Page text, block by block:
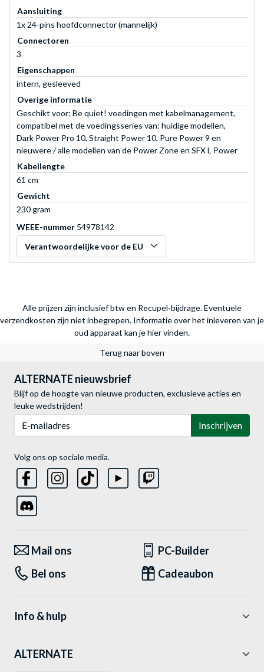
Aansluiting
1x 24-pins hoofdconnector (mannelijk)
Connectoren
3
Eigenschappen
intern, gesleeved
Overige informatie
Geschikt voor: Be quiet! voedingen met kabelmanagement,
compatibel met de voedingsseries van: huidige modellen,
Dark Power Pro 10, Straight Power 10, Pure Power 9 en
nieuwere / alle modellen van de Power Zone en SFX L Power
Kabellengte
61 cm
Gewicht
230 gram
WEEE-nummer 54978142
Verantwoordelijke voor de EU
Alle prijzen zijn inclusief btw en Recupel-bijdrage. Eventuele
verzendkosten zijn niet inbegrepen. Informatie over het inleveren van je
oud apparaat kan je hier vinden.
Terug naar boven
ALTERNATE nieuwsbrief
Blijf op de hoogte van nieuwe producten, exclusieve acties en
leuke wedstrijden!
Inschrijven
Volg ons op sociale media.
Mail ons
PC-Builder
Bel ons
Cadeaubon
Info & hulp
ALTERNATE